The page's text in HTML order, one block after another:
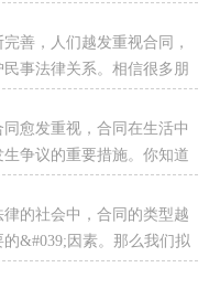
编为大家收...
善，人们越发重视合同，
事法律关系。相信很多朋
整理的简单...
愈发重视，合同在生活中
争议的重要措施。你知道
整理的吊车...
的社会中，合同的类型越
&#039;因素。那么我们拟
小编为大家收...